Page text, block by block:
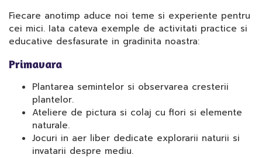
Fiecare anotimp aduce noi teme si experiente pentru
cei mici. Iata cateva exemple de activitati practice si
educative desfasurate in gradinita noastra:
Primavara
Plantarea semintelor si observarea cresterii
plantelor.
Ateliere de pictura si colaj cu flori si elemente
naturale.
Jocuri in aer liber dedicate explorarii naturii si
invatarii despre mediu.